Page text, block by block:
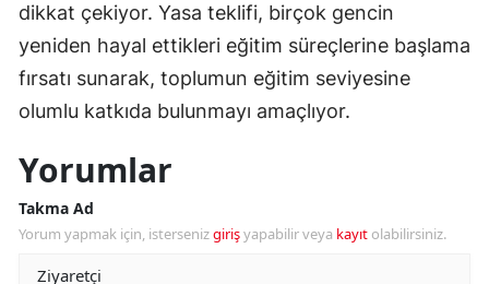
dikkat çekiyor. Yasa teklifi, birçok gencin
yeniden hayal ettikleri eğitim süreçlerine başlama
fırsatı sunarak, toplumun eğitim seviyesine
olumlu katkıda bulunmayı amaçlıyor.
Yorumlar
Takma Ad
Yorum yapmak için, istersenizgirişyapabilir veya kayıt olabilirsiniz.